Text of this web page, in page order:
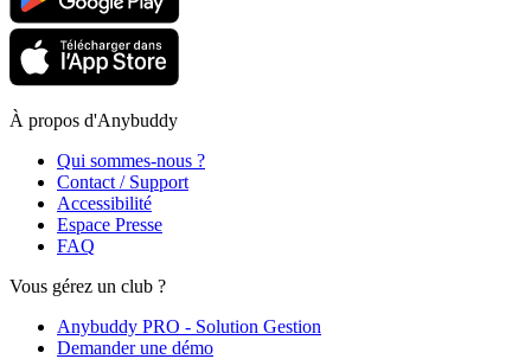
À propos d'Anybuddy
Qui sommes-nous ?
Contact / Support
Accessibilité
Espace Presse
FAQ
Vous gérez un club ?
Anybuddy PRO - Solution Gestion
Demander une démo